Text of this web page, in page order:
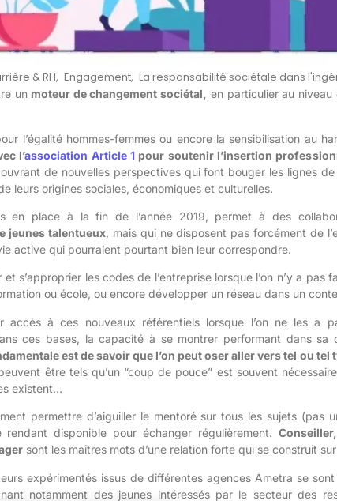
& RH, Engagement, La responsabilité sociétale dans
un moteur de changement sociétal, en particulier au
l’égalité hommes-femmes ou encore la sensibilisation au
l’association Article 1 pour soutenir l’insertion profes
de nouvelles perspectives qui font bouger les lignes de
leurs origines sociales, économiques et culturelles.
en place à la fin de l’année 2019, permet à des
jeunes talentueux, mais qui ne disposent pas forcément de
active qui pourraient pourtant bien leur correspondre.
s’approprier les codes de l’entreprise lorsque l’on n’y a pas
ou école, ou encore développer un réseau dans un
accès à ces nouveaux référentiels lorsque l’on ne les a
ces bases, la capacité à se montrer performant dans sa
est de savoir que l’on peut oser aller vers tel ou tel
être tels qu’un “coup de pouce” est souvent
existent…
permettre d’aiguiller le mentorésur tous les sujets (pas
disponible pour échanger régulièrement.
sont les maîtres mots d’une relation forte qui se construit
expérimentés issus de différentes agences Ametra se
notamment des jeunes intéressés par le secteur des